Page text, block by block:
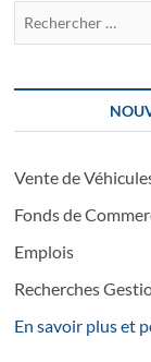
Vente de
Fonds de
Emplois
Recherches
En savoir plus et